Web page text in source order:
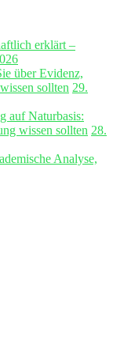
erklärt –
über Evidenz,
sollten 29.
auf Naturbasis:
wissen sollten 28.
Analyse,